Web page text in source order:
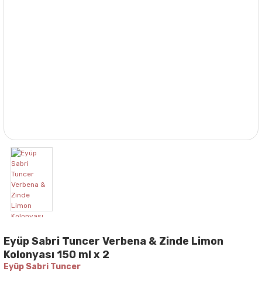
Eyüp Sabri Tuncer Verbena & Zinde Limon
Kolonyası 150 ml x 2
Eyüp Sabri Tuncer